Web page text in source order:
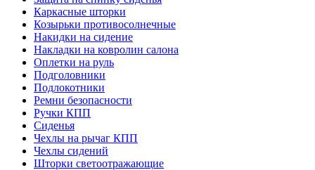
Каркасные шторки
Козырьки противосолнечные
Накидки на сидение
Накладки на ковролин салона
Оплетки на руль
Подголовники
Подлокотники
Ремни безопасности
Ручки КПП
Сиденья
Чехлы на рычаг КПП
Чехлы сидений
Шторки светоотражающие